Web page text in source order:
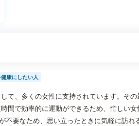
康にしたい人
て、多くの女性に支持されています。そ
間で効率的に運動ができるため、忙しい
要なため、思い立ったときに気軽に訪れ